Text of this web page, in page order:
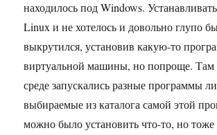
находилось под Windows.
Linux и не хотелось и довольно глупо
выкрутился, установив какую-то
виртуальной машины, но попроще. Там
среде запускались разные программы
выбираемые из каталога самой этой
можно было установить что-то, но тоже